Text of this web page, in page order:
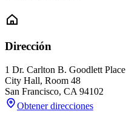
Dirección
1 Dr. Carlton B. Goodlett Place
City Hall, Room 48
San Francisco, CA 94102
Obtener direcciones